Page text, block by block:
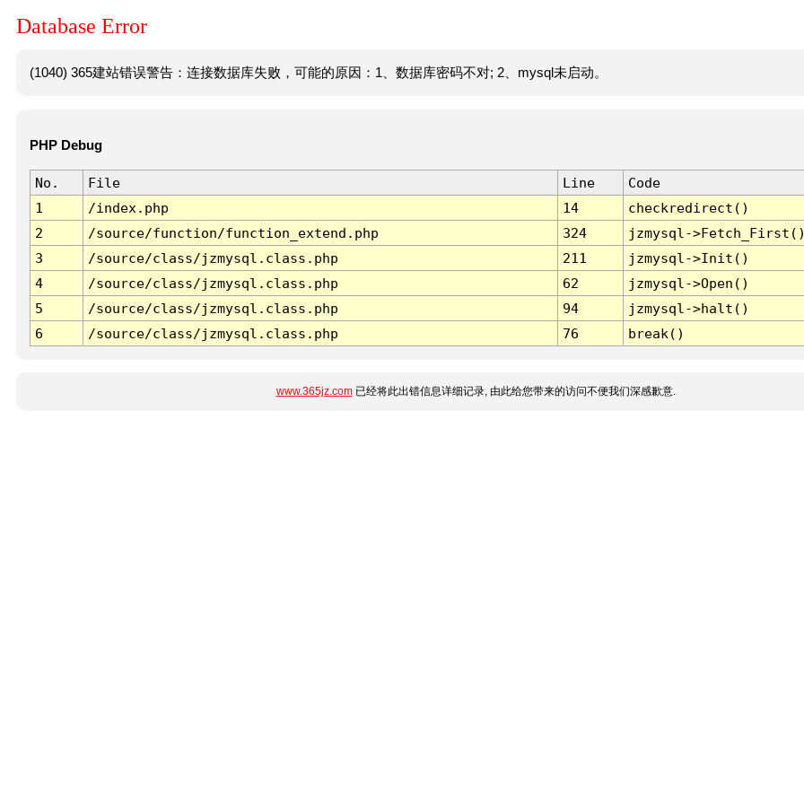
Database Error
(1040) 365建站错误警告：连接数据库失败，可能的原因：1、数据库密码不对; 2、mysql未启动。
PHP Debug
No. File Line
Code
1
/index.php 14
checkredirect()
2
/source/function/function_extend.php 324
jzmysql-
3
/source/class/jzmysql.class.php 211
jzmysql->Init()
4
/source/class/jzmysql.class.php 62
jzmysql->Open()
5
/source/class/jzmysql.class.php 94
jzmysql->halt()
6
/source/class/jzmysql.class.php 76 break()
www.365jz.com已经将此出错信息详细记录, 由此给您带来的访问不便我们深感歉意.